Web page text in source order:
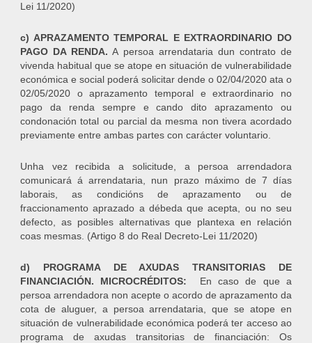
Lei 11/2020)
c) APRAZAMENTO TEMPORAL E EXTRAORDINARIO DO
PAGO DA RENDA. A persoa arrendataria dun contrato de
vivenda habitual que se atope en situación de vulnerabilidade
económica e social poderá solicitar dende o 02/04/2020 ata o
02/05/2020 o aprazamento temporal e extraordinario no
pago da renda sempre e cando dito aprazamento ou
condonación total ou parcial da mesma non tivera acordado
previamente entre ambas partes con carácter voluntario.
Unha vez recibida a solicitude, a persoa arrendadora
comunicará á arrendataria, nun prazo máximo de 7 días
laborais, as condicións de aprazamento ou de
fraccionamento aprazado a débeda que acepta, ou no seu
defecto, as posibles alternativas que plantexa en relación
coas mesmas. (Artigo 8 do Real Decreto-Lei 11/2020)
d) PROGRAMA DE AXUDAS TRANSITORIAS DE
FINANCIACIÓN. MICROCRÉDITOS:
En caso de que a
persoa arrendadora non acepte o acordo de aprazamento da
cota de aluguer, a persoa arrendataria, que se atope en
situación de vulnerabilidade económica poderá ter acceso ao
programa de axudas transitorias de financiación: Os